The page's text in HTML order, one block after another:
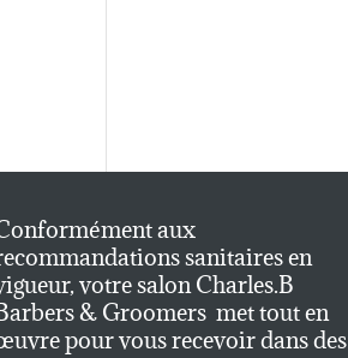
aux
sanitaires en
votre salon Charles.B
& Groomers met tout en
pour vous recevoir dans des